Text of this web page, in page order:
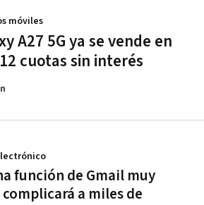
A27 5G ya se vende en
cuotas sin interés
móviles
función de Gmail muy
a miles de